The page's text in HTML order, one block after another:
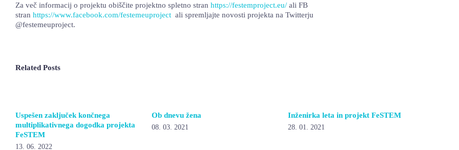
Za več informacij o projektu obiščite projektno spletno stran https://festemproject.eu/ali FB
stran https://www.facebook.com/festemeuprojectali spremljajte novosti projekta na Twitterju
@festemeuproject.
Related Posts
Uspešen zaključek končnega
multiplikativnega dogodka projekta
FeSTEM
13. 06. 2022
Ob dnevu žena
08. 03. 2021
Inženirka leta in projekt FeSTEM
28. 01. 2021